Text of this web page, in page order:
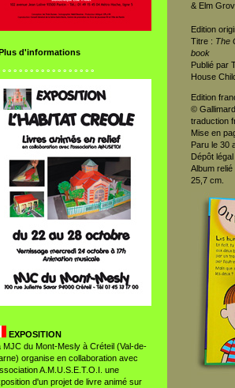
d'informations
° ° ° ° ° ° ° ° ° ° ° ° ° ° ° ° °
EXPOSITION
MJC du Mont-Mesly à Créteil (Val-de-
organise en collaboration avec
A.M.U.S.E.T.O.I. une
d'un projet de livre animé sur
& Elm
Edition
Titre : The
book
Publié par
House
Edition
©
traduction
Mise en
Paru le 30
Dépôt
Album
25,7 cm.